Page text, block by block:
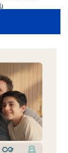
քանի
3 ժամ առաջ
տիրող